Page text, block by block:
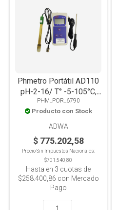
Phmetro Portátil AD110
pH-2-16/ T° -5-105°C,
ATC
PHM_POR_6790
Producto con Stock
ADWA
$ 775.202,58
Precio Sin Impuestos Nacionales:
$701.540,80
Hasta en 3 cuotas de
$258.400,86 con Mercado
Pago